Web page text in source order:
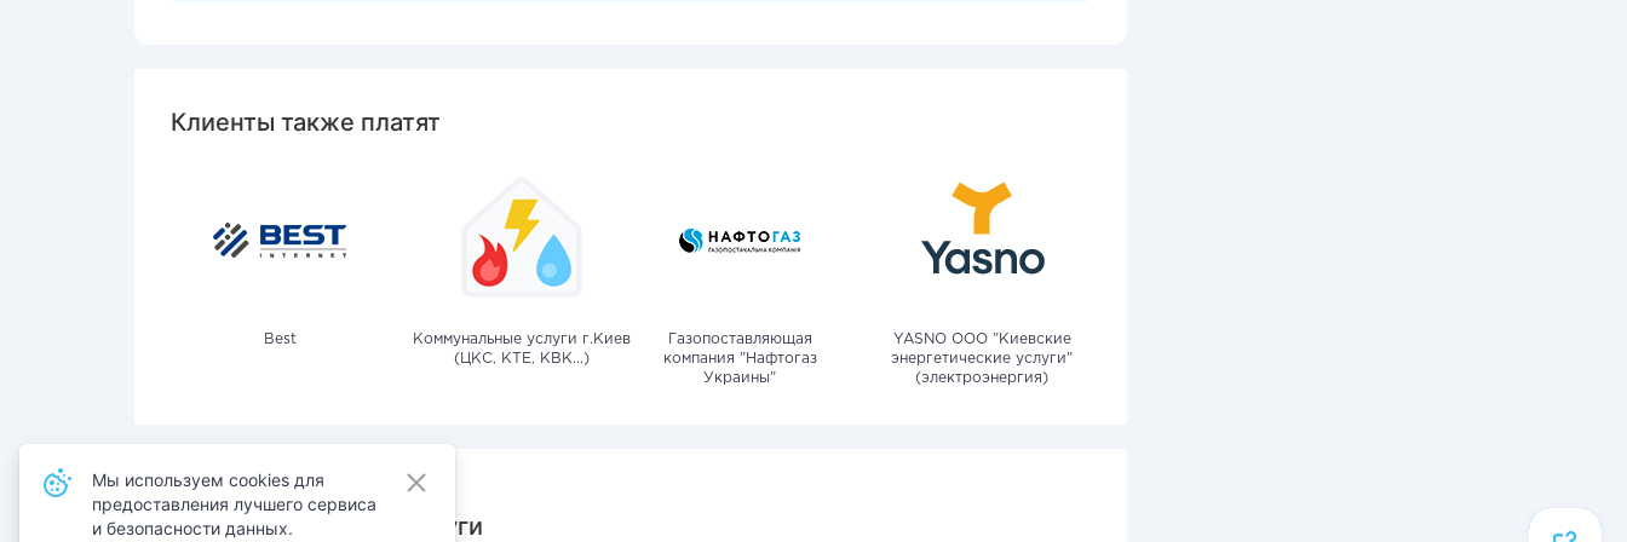
Клиенты также платят
Best
Коммунальные услуги г.Киев
(ЦКС, КТЕ, КВК...)
Газопоставляющая
компания "Нафтогаз
Украины"
YASNO OOO "Киевские
энергетические услуги"
(электроэнергия)
Также оплачивают услуги
Мы используем cookies для
предоставления лучшего сервиса
и безопасности данных.